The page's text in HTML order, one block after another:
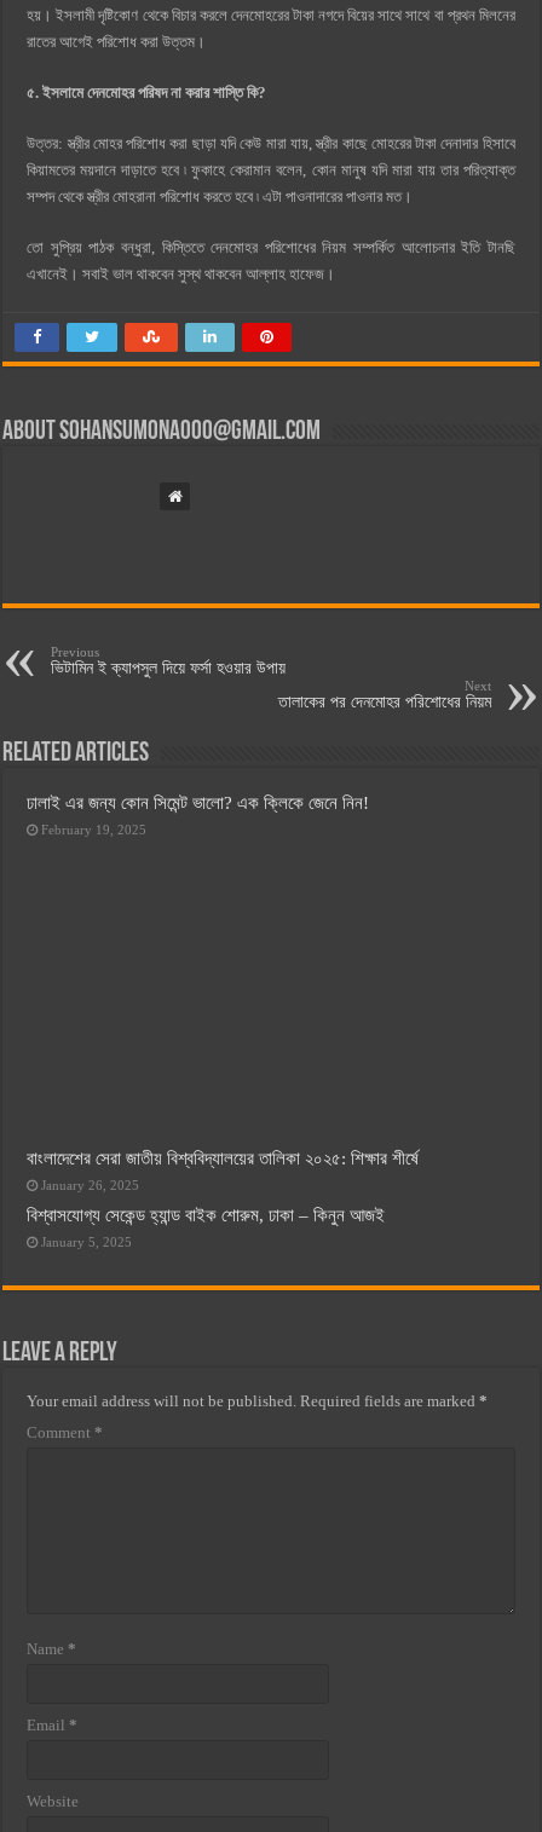
হয়। ইসলামী দৃষ্টিকোণ থেকে বিচার করলে দেনমোহরের টাকা নগদে বিয়ের সাথে সাথে বা প্রথন মিলনের
রাতের আগেই পরিশোধ করা উত্তম।
৫. ইসলামে দেনমোহর পরিষদ না করার শাস্তি কি?
উত্তর: স্ত্রীর মোহর পরিশোধ করা ছাড়া যদি কেউ মারা যায়, স্ত্রীর কাছে মোহরের টাকা দেনাদার হিসাবে
কিয়ামতের ময়দানে দাড়াতে হবে ৷ ফুকাহে কেরামান বলেন, কোন মানুষ যদি মারা যায় তার পরিত্যাক্ত
সম্পদ থেকে স্ত্রীর মোহরানা পরিশোধ করতে হবে ৷ এটা পাওনাদারের পাওনার মত।
তো সুপ্রিয় পাঠক বন্ধুরা, কিস্তিতে দেনমোহর পরিশোধের নিয়ম সম্পর্কিত আলোচনার ইতি টানছি
এখানেই। সবাই ভাল থাকবেন সুস্থ থাকবেন আল্লাহ হাফেজ।
Aboutsohansumona000@gmail.com
Previous
ভিটামিন ই ক্যাপসুল দিয়ে ফর্সা হওয়ার উপায়
Next
তালাকের পর দেনমোহর পরিশোধের নিয়ম
Related Articles
ঢালাই এর জন্য কোন সিমেন্ট ভালো? এক ক্লিকে জেনে নিন!
February 19, 2025
বাংলাদেশের সেরা জাতীয় বিশ্ববিদ্যালয়ের তালিকা ২০২৫: শিক্ষার শীর্ষে
January 26, 2025
বিশ্বাসযোগ্য সেকেন্ড হ্যান্ড বাইক শোরুম, ঢাকা – কিনুন আজই
January 5, 2025
Leave a Reply
Your email address will not be published. Required fields are marked*
Comment *
Name *
Email *
Website